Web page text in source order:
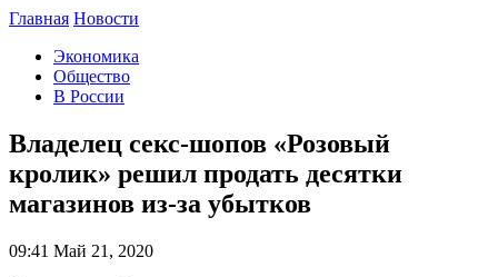
Главная Новости
Экономика
Общество
В России
Владелец секс-шопов «Розовый
кролик» решил продать десятки
магазинов из-за убытков
09:41 Май 21, 2020